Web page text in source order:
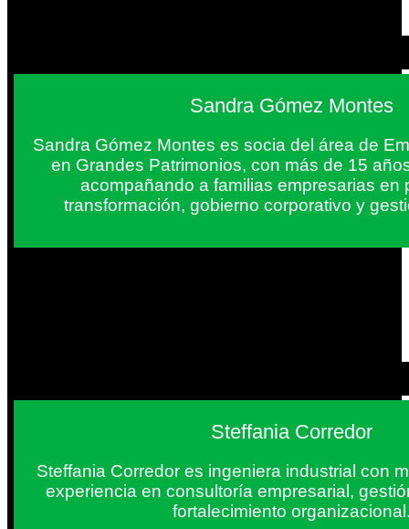
Sandra Gómez Montes
Sandra Gómez Montes es socia del área de
en Grandes Patrimonios, con más de 15
acompañando a familias empresarias en
transformación, gobierno corporativo y
Steffania Corredor
Steffania Corredor es ingeniera industrial con
experiencia en consultoría empresarial,
fortalecimiento